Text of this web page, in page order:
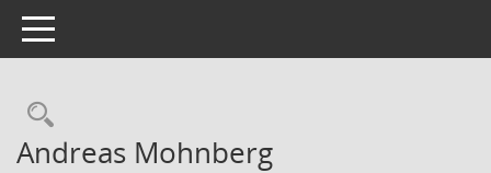
Toggle navigation
Rechercheauswahl
Andreas Mohnberg